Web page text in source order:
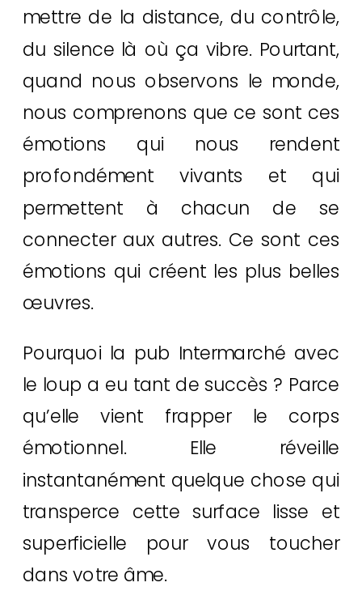
mettre de la distance, du contrôle,
du silence là où ça vibre. Pourtant,
quand nous observons le monde,
nous comprenons que ce sont ces
émotions qui nous rendent
profondément vivants et qui
permettent à chacun de se
connecter aux autres. Ce sont ces
émotions qui créent les plus belles
œuvres.
Pourquoi la pub Intermarché avec
le loup a eu tant de succès ? Parce
qu’elle vient frapper le corps
émotionnel. Elle réveille
instantanément quelque chose qui
transperce cette surface lisse et
superficielle pour vous toucher
dans votre âme.